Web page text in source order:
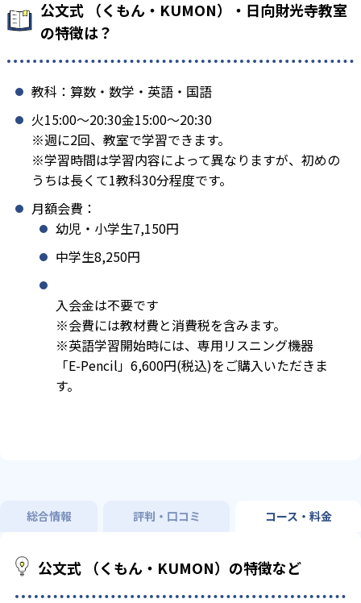
公文式 （くもん・KUMON）・日向財光寺教室
の特徴は？
教科：算数・数学・英語・国語
火15:00〜20:30金15:00〜20:30
※週に2回、教室で学習できます。
※学習時間は学習内容によって異なりますが、初めの
うちは長くて1教科30分程度です。
月額会費：
幼児・小学生7,150円
中学生8,250円
入会金は不要です
※会費には教材費と消費税を含みます。
※英語学習開始時には、専用リスニング機器
「E-Pencil」6,600円(税込)をご購入いただきま
す。
総合情報 評判・口コミ コース・料金
公文式 （くもん・KUMON）の特徴など